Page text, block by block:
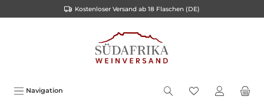
Kostenloser Versand ab 18 Flaschen (DE)
Navigation